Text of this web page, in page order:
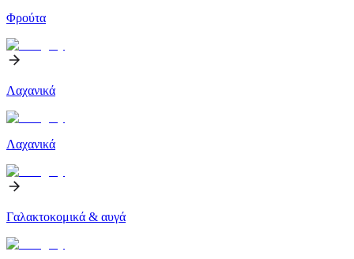
Φρούτα
Λαχανικά
Λαχανικά
Γαλακτοκομικά & αυγά